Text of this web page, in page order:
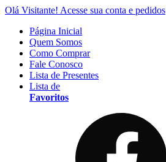
Olá Visitante! Acesse sua conta e pedidos
Página Inicial
Quem Somos
Como Comprar
Fale Conosco
Lista de Presentes
Lista de
Favoritos